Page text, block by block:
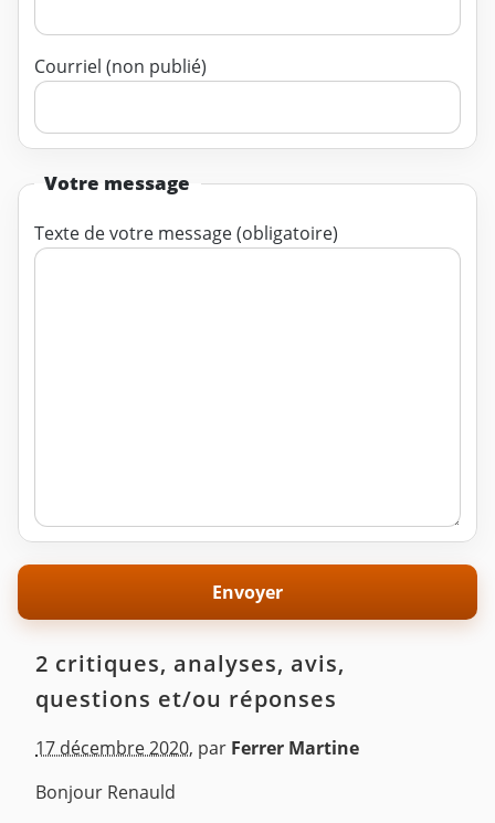
Courriel (non publié)
Votre message
Texte de votre message (obligatoire)
2 critiques, analyses, avis,
questions et/ou réponses
17 décembre 2020, par Ferrer Martine
Bonjour Renauld